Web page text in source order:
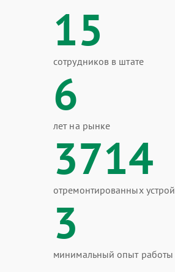
15
сотрудников в штате
6
лет на рынке
3714
отремонтированных
3
минимальный опыт работы